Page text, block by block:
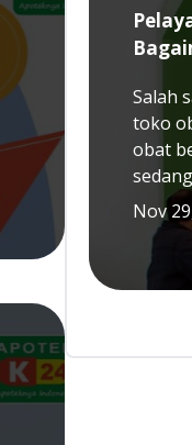
Salah
toko
obat
Nov